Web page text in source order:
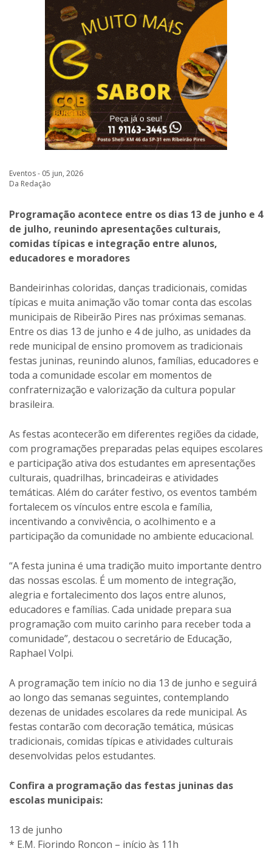
Eventos - 05 jun, 2026
Da Redação
Programação acontece entre os dias 13 de junho e 4
de julho, reunindo apresentações culturais,
comidas típicas e integração entre alunos,
educadores e moradores
Bandeirinhas coloridas, danças tradicionais, comidas
típicas e muita animação vão tomar conta das escolas
municipais de Ribeirão Pires nas próximas semanas.
Entre os dias 13 de junho e 4 de julho, as unidades da
rede municipal de ensino promovem as tradicionais
festas juninas, reunindo alunos, famílias, educadores e
toda a comunidade escolar em momentos de
confraternização e valorização da cultura popular
brasileira.
As festas acontecerão em diferentes regiões da cidade,
com programações preparadas pelas equipes escolares
e participação ativa dos estudantes em apresentações
culturais, quadrilhas, brincadeiras e atividades
temáticas. Além do caráter festivo, os eventos também
fortalecem os vínculos entre escola e família,
incentivando a convivência, o acolhimento e a
participação da comunidade no ambiente educacional.
“A festa junina é uma tradição muito importante dentro
das nossas escolas. É um momento de integração,
alegria e fortalecimento dos laços entre alunos,
educadores e famílias. Cada unidade prepara sua
programação com muito carinho para receber toda a
comunidade”, destacou o secretário de Educação,
Raphael Volpi.
A programação tem início no dia 13 de junho e seguirá
ao longo das semanas seguintes, contemplando
dezenas de unidades escolares da rede municipal. As
festas contarão com decoração temática, músicas
tradicionais, comidas típicas e atividades culturais
desenvolvidas pelos estudantes.
Confira a programação das festas juninas das
escolas municipais:
13 de junho
* E.M. Fiorindo Roncon – início às 11h